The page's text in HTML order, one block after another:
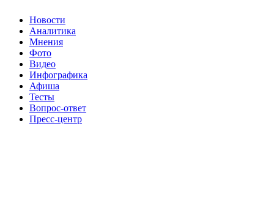
Новости
Аналитика
Мнения
Фото
Видео
Инфографика
Афиша
Тесты
Вопрос-ответ
Пресс-центр